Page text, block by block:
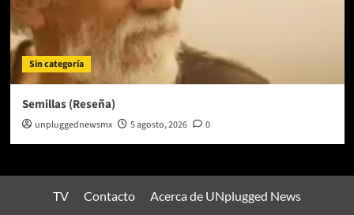
Sin categoría
Semillas (Reseña)
unpluggednewsmx 5 agosto, 2026 0
TV Contacto Acerca de UNplugged News